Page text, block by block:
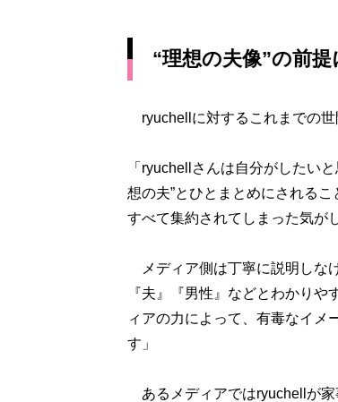
“理想の夫像”の前
ryuchellに対するこれまでの世
「ryuchellさんは自分がしたい
想の夫”とひとまとめにされる
すべて集約されてしまった気が
メディア側は丁寧に説明しな
『夫』『男性』などとわかり
ィアの力によって、有毒なイメ
す」
あるメディアではryuchellが家